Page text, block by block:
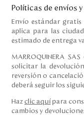
Políticas de envíos
Envío estándar
aplica para las
estimado de entrega
MARROQUINERA
solicitar la
reversión o
deberá seguir los
Haz clic aquí para
cambios y